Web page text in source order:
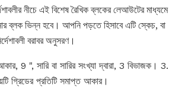
নীচে এই বিশেষ রৈখিক ব্লকের লেআউটের মাধ্যমে
ব্লক ভিন্ন হবে। আপনি পড়তে হিসাবে এটি স্কেচ, বা
বরাবর অনুসরণ।
9 ", সারি বা সারির সংখ্যা দ্বারা, 3 বিভাজক। 3.
গ্রিডের প্রতিটি সমাপ্ত আকার।